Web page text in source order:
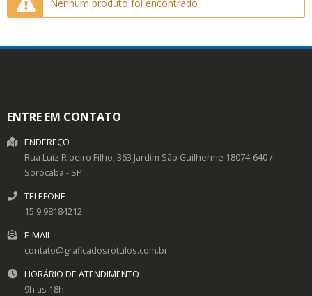
Nenhum produto foi encontrado
ENTRE EM CONTATO
ENDEREÇO
Rua Luiz Ribeiro Filho, 363 Jardim São Guilherme 18074-640/
Sorocaba - SP
TELEFONE
15 9 98184212
E-MAIL
contato@graficadosrotulos.com.br
HORÁRIO DE ATENDIMENTO
9h as 18h